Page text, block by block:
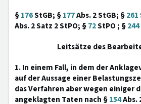
§176StGB; §177Abs. 2 StGB; §261
Abs. 2 Satz 2 StPO; §72StPO ; §244
Leitsätze des
1. In einem Fall, in dem der
auf der Aussage einer
das Verfahren aber wegen einiger
angeklagten Taten nach §154Abs.